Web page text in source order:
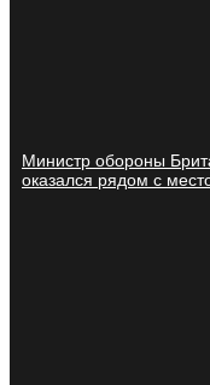
Министр обороны
оказался рядом с